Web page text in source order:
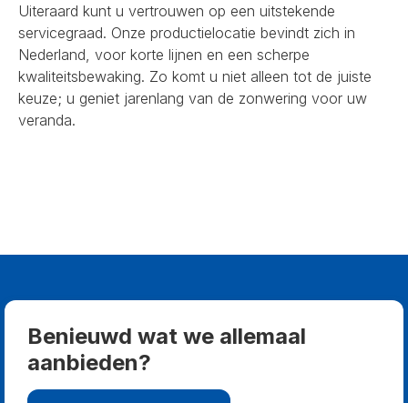
Uiteraard kunt u vertrouwen op een uitstekende
servicegraad. Onze productielocatie bevindt zich in
Nederland, voor korte lijnen en een scherpe
kwaliteitsbewaking. Zo komt u niet alleen tot de juiste
keuze; u geniet jarenlang van de zonwering voor uw
veranda.
Benieuwd wat we allemaal
aanbieden?